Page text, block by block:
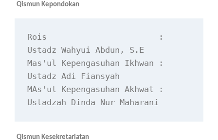
Qismun Kepondokan
Rois                       :
Ustadz Wahyui Abdun, S.E
Mas'ul Kepengasuhan Ikhwan :
Ustadz Adi Fiansyah
MAs'ul Kepengasuhan Akhwat :
Ustadzah Dinda Nur Maharani
Qismun Kesekretariatan